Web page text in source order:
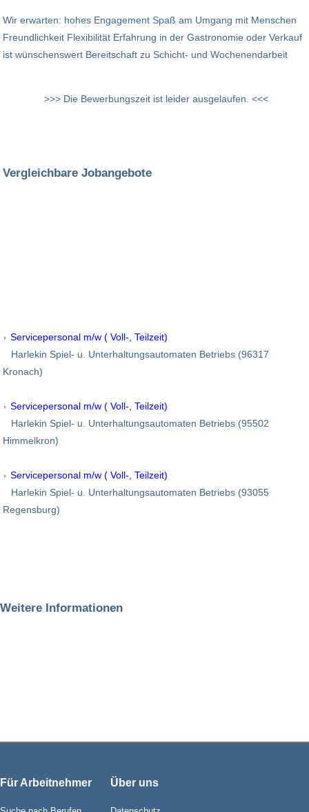
Wir erwarten: hohes Engagement Spaß am Umgang mit Menschen
Freundlichkeit Flexibilität Erfahrung in der Gastronomie oder Verkauf
ist wünschenswert Bereitschaft zu Schicht- und Wochenendarbeit
>>> Die Bewerbungszeit ist leider ausgelaufen. <<<
Vergleichbare Jobangebote
Servicepersonal m/w ( Voll-, Teilzeit)
Harlekin Spiel- u. Unterhaltungsautomaten Betriebs (96317
Kronach)
Servicepersonal m/w ( Voll-, Teilzeit)
Harlekin Spiel- u. Unterhaltungsautomaten Betriebs (95502
Himmelkron)
Servicepersonal m/w ( Voll-, Teilzeit)
Harlekin Spiel- u. Unterhaltungsautomaten Betriebs (93055
Regensburg)
Weitere Informationen
Für Arbeitnehmer Über uns